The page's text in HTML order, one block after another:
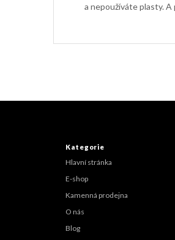
a nepoužíváte plasty.
Kategorie
Hlavní stránka
E-shop
Kamenná prodejna
O nás
Blog